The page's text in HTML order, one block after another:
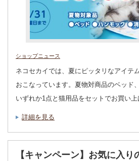
ショップニュース
ネコセカイでは、夏にピッタリなアイテ
おこなっています。夏物対商品のベッド
いずれか1点と猫用品をセットでお買い
詳細を見る
【キャンペーン】お気に入り